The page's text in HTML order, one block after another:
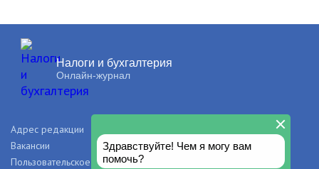
Налоги и бухгалтерия
Онлайн-журнал
Адрес редакции
Вакансии
Рекламодателям
Пользовательское соглашение